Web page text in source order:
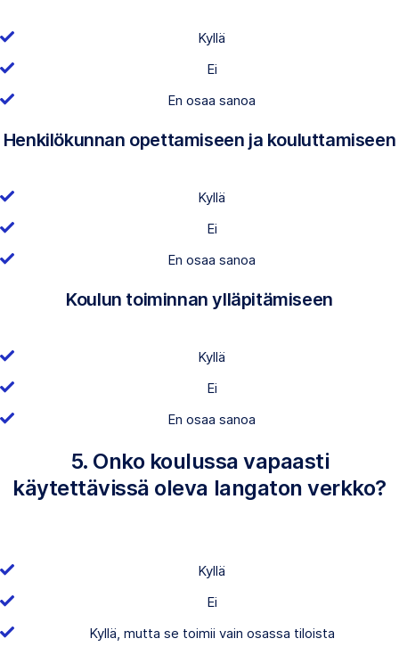
Kyllä
Ei
En osaa sanoa
Henkilökunnan opettamiseen ja kouluttamiseen
Kyllä
Ei
En osaa sanoa
Koulun toiminnan ylläpitämiseen
Kyllä
Ei
En osaa sanoa
5. Onko koulussa vapaasti
käytettävissä oleva langaton verkko?
Kyllä
Ei
Kyllä, mutta se toimii vain osassa tiloista